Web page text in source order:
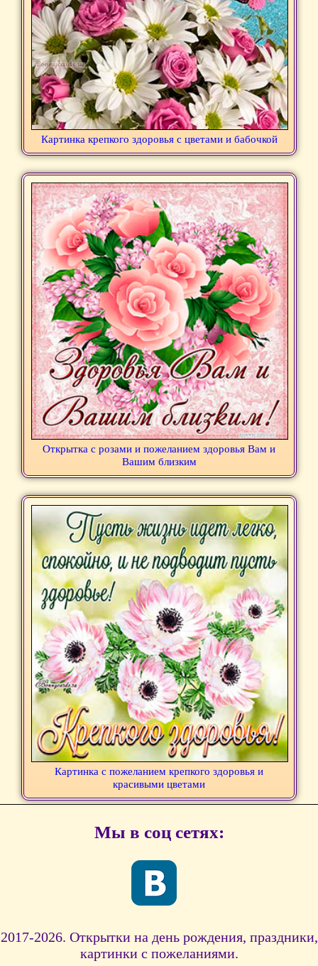
Картинка крепкого здоровья с цветами и бабочкой
Открытка с розами и пожеланием здоровья Вам и
Вашим близким
Картинка с пожеланием крепкого здоровья и
красивыми цветами
Мы в соц сетях:
2017-2026. Открытки на день рождения, праздники,
картинки с пожеланиями.